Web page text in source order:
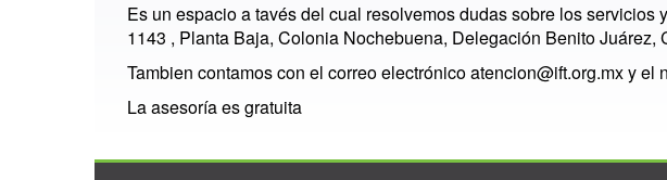
Es un espacio a tavés del cual resolvemos dudas sobre los
1143 , Planta Baja, Colonia Nochebuena, Delegación Benito Juárez,
Tambien contamos con el correo electrónicoatencion@ift.org.mxy el
La asesoría es gratuita